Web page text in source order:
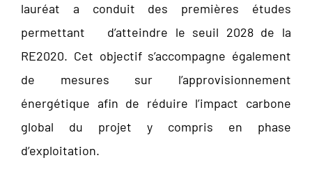
lauréat a conduit des premières études
permettant d’atteindre le seuil 2028 de la
RE2020. Cet objectif s’accompagne également
de mesures sur l’approvisionnement
énergétique afin de réduire l’impact carbone
global du projet y compris en phase
d’exploitation.